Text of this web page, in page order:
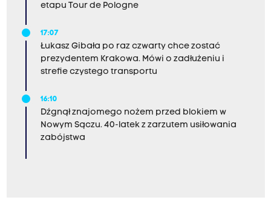
etapu Tour de Pologne
17:07
Łukasz Gibała po raz czwarty chce zostać
prezydentem Krakowa. Mówi o zadłużeniu i
strefie czystego transportu
16:10
Dźgnął znajomego nożem przed blokiem w
Nowym Sączu. 40-latek z zarzutem usiłowania
zabójstwa